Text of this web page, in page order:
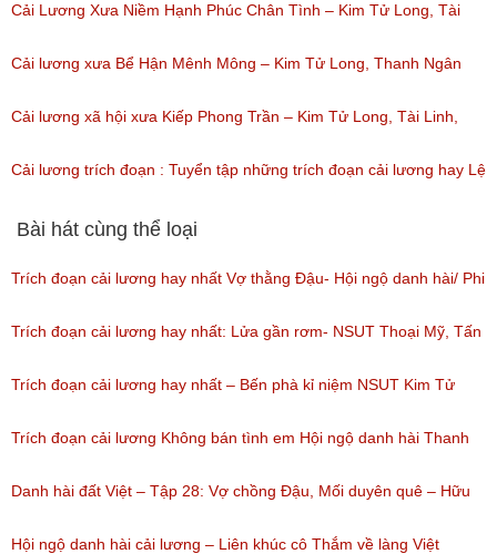
(Lượt nghe: 94)
(Lượt nghe: 271)
Trinh, Vũ Luân, Phượng Mai
(Lượt nghe: 330)
Cải Lương Xưa Niềm Hạnh Phúc Chân Tình – Kim Tử Long, Tài
Linh, Thanh Ngân
(Lượt nghe: 378)
Cải lương xưa Bể Hận Mênh Mông – Kim Tử Long, Thanh Ngân
(Lượt nghe: 105)
Cải lương xã hội xưa Kiếp Phong Trần – Kim Tử Long, Tài Linh,
Thoại Mỹ
(Lượt nghe: 82)
Cải lương trích đoạn : Tuyển tập những trích đoạn cải lương hay Lệ
Thủy
(Lượt nghe: 124)
Bài hát cùng thể loại
Trích đoạn cải lương hay nhất Vợ thằng Đậu- Hội ngộ danh hài/ Phi
Nhung, NSUT Kim Tử Long, Bảo Chung
(Lượt nghe: 165)
Trích đoạn cải lương hay nhất: Lửa gần rơm- NSUT Thoại Mỹ, Tấn
Beo- Hội ngộ danh hài tập 3
(Lượt nghe: 38)
Trích đoạn cải lương hay nhất – Bến phà kỉ niệm NSUT Kim Tử
Long, NSUT Thanh Ngân/ Chương trình Hội Ngộ Danh Hài tập 08(
ngày 18/02/2017)
(Lượt nghe: 94)
Trích đoạn cải lương Không bán tình em Hội ngộ danh hài Thanh
Ngân, Linh Trung, Kim Thủy
(Lượt nghe: 98)
Danh hài đất Việt – Tập 28: Vợ chồng Đậu, Mối duyên quê – Hữu
Quốc, Quốc Đại, Thanh Ngân
Hội ngộ danh hài cải lương – Liên khúc cô Thắm về làng Việt